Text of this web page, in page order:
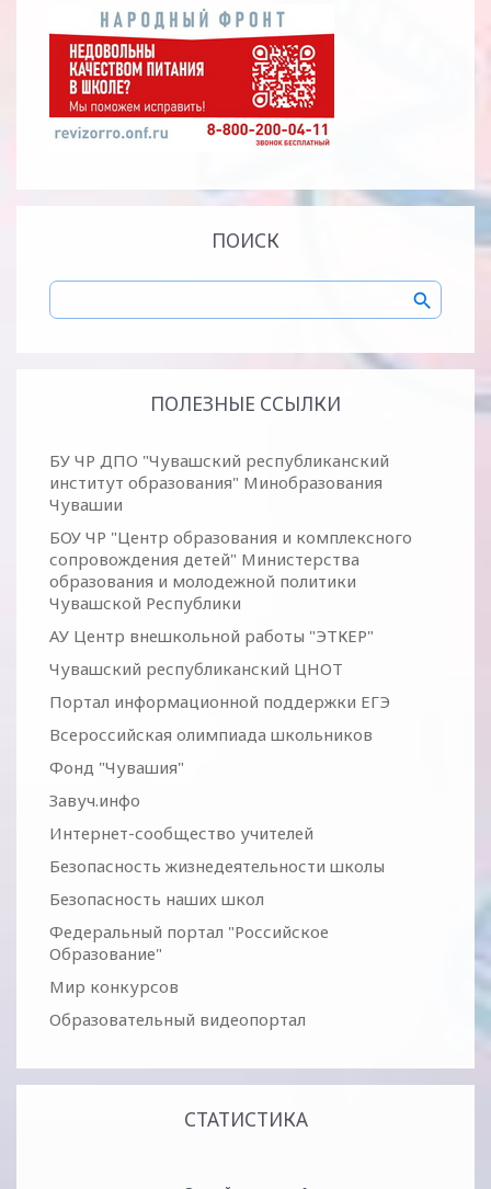
ПОИСК
ПОЛЕЗНЫЕ ССЫЛКИ
БУ ЧР ДПО "Чувашский республиканский
институт образования" Минобразования
Чувашии
БОУ ЧР "Центр образования и комплексного
сопровождения детей" Министерства
образования и молодежной политики
Чувашской Республики
АУ Центр внешкольной работы "ЭТКЕР"
Чувашский республиканский ЦНОТ
Портал информационной поддержки ЕГЭ
Всероссийская олимпиада школьников
Фонд "Чувашия"
Завуч.инфо
Интернет-сообщество учителей
Безопасность жизнедеятельности школы
Безопасность наших школ
Федеральный портал "Российское
Образование"
Мир конкурсов
Образовательный видеопортал
СТАТИСТИКА